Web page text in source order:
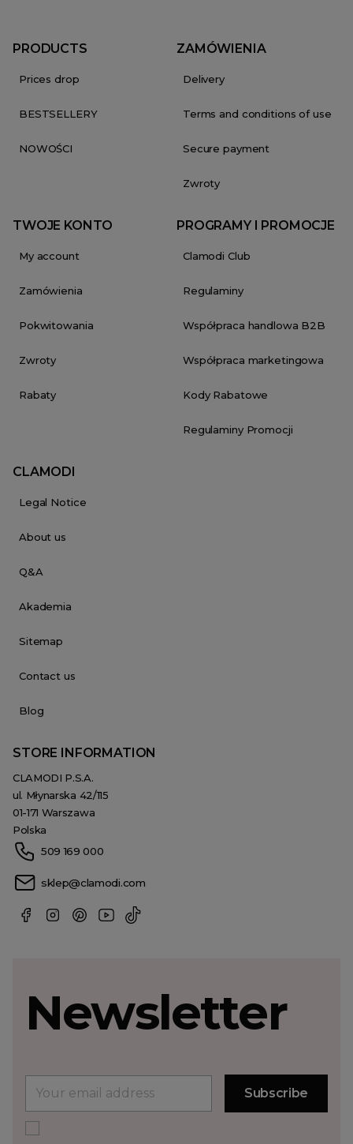
PRODUCTS
Prices drop
BESTSELLERY
NOWOŚCI
ZAMÓWIENIA
Delivery
Terms and conditions of use
Secure payment
Zwroty
TWOJE KONTO
My account
Zamówienia
Pokwitowania
Zwroty
Rabaty
PROGRAMY I PROMOCJE
Clamodi Club
Regulaminy
Współpraca handlowa B2B
Współpraca marketingowa
Kody Rabatowe
Regulaminy Promocji
CLAMODI
Legal Notice
About us
Q&A
Akademia
Sitemap
Contact us
Blog
STORE INFORMATION
CLAMODI P.S.A.
ul. Młynarska 42/115
01-171 Warszawa
Polska
509 169 000
sklep@clamodi.com
Newsletter